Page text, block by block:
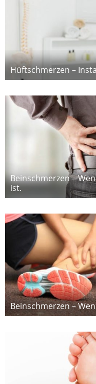
Hüftschmerzen –
Beinschmerzen –
ist.
Beinschmerzen –